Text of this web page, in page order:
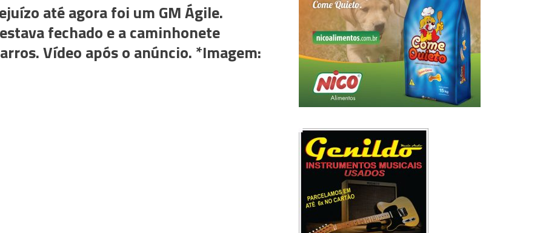
até agora foi um GM Ágile.
fechado e a caminhonete
Vídeo após o anúncio. *Imagem: